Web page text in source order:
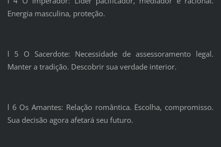
Energia masculina, proteção.
l 5 O Sacerdote: Necessidade de assessoramento legal.
Manter a tradição. Descobrir sua verdade interior.
l 6 Os Amantes: Relação romântica. Escolha, compromisso.
Sua decisão agora afetará seu futuro.